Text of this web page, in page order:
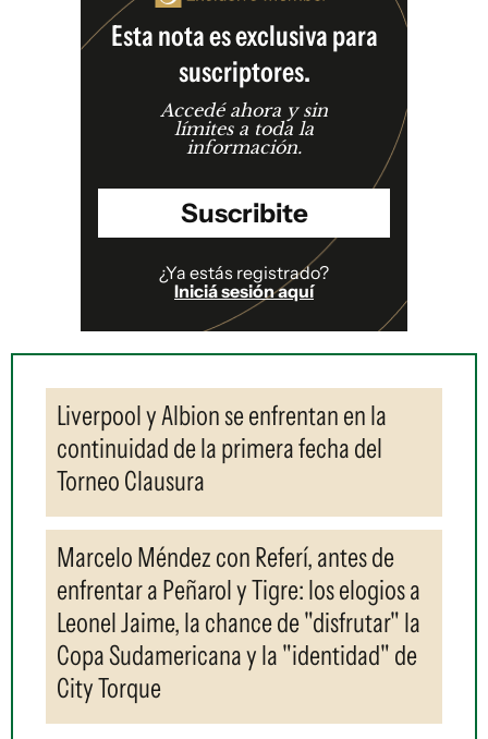
Esta nota es exclusiva para
suscriptores.
Accedé ahora y sin
límites a toda la
información.
Suscribite
¿Ya estás registrado?
Iniciá sesión aquí
Liverpool y Albion se enfrentan en la
continuidad de la primera fecha del
Torneo Clausura
Marcelo Méndez con Referí, antes de
enfrentar a Peñarol y Tigre: los elogios a
Leonel Jaime, la chance de "disfrutar" la
Copa Sudamericana y la "identidad" de
City Torque